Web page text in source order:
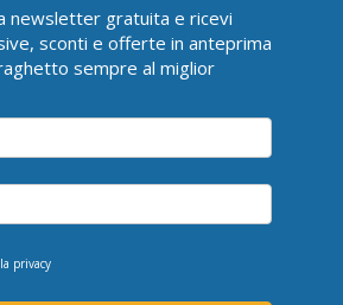
newsletter gratuita e ricevi
sconti e offerte in anteprima
sempre al miglior
privacy